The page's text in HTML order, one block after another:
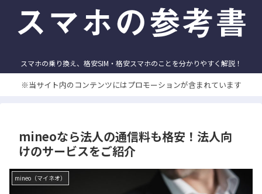
スマホの乗り換え、格安SIM・格安スマホのことを分かりやすく解説！
※当サイト内のコンテンツにはプロモーションが含まれています
mineoなら法人の通信料も格安！法人向
けのサービスをご紹介
mineo（マイネオ）